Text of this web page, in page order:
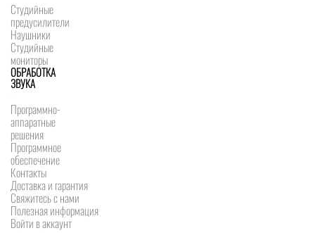
Студийные
предусилители
Наушники
Студийные
мониторы
ОБРАБОТКА
ЗВУКА
Программно-
аппаратные
решения
Программное
обеспечение
Контакты
Доставка и гарантия
Свяжитесь с нами
Полезная информация
Войти в аккаунт